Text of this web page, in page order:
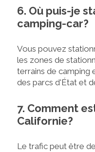
6. Où puis-je
camping-car?
Vous pouvez
les zones de
terrains de camping
des parcs d'État et
7. Comment
Californie?
Le trafic peut être